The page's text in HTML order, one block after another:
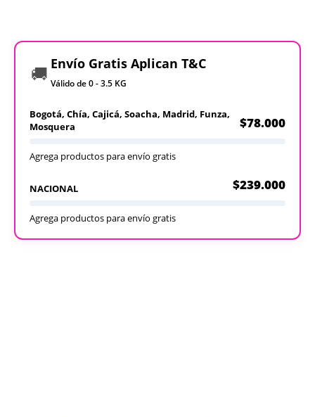
🚚 Envío Gratis Aplican T&C
Válido de 0 - 3.5 KG
Bogotá, Chía, Cajicá, Soacha, Madrid, Funza,
Mosquera
$78.000
Agrega productos para envío gratis
NACIONAL $239.000
Agrega productos para envío gratis